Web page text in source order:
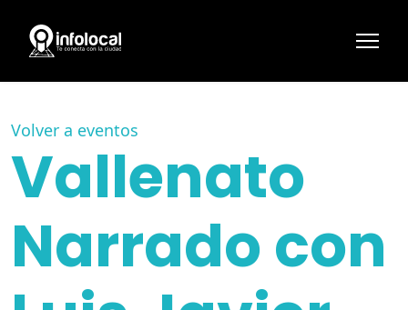
Volver a eventos
Vallenato
Narrado con